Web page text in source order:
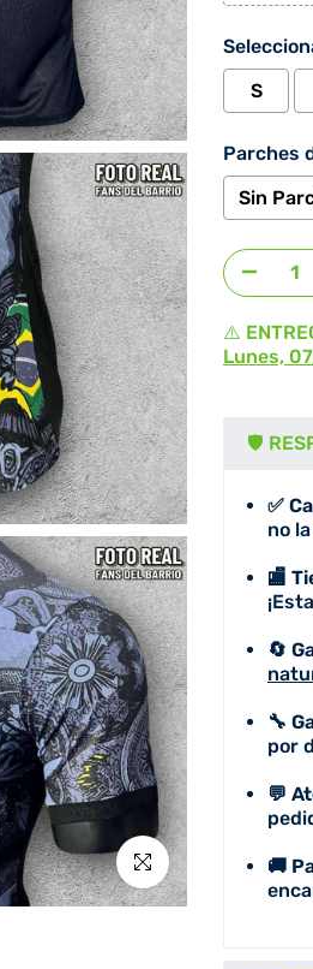
Click para agrandar
S
Parches
Sin
⚠️
Lunes,
🛡️
✅
no
🏬
🔄
🔧
por
💬
🚚